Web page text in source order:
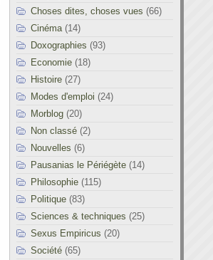
Choses dites, choses vues (66)
Cinéma (14)
Doxographies (93)
Economie (18)
Histoire (27)
Modes d'emploi (24)
Morblog (20)
Non classé (2)
Nouvelles (6)
Pausanias le Périégète (14)
Philosophie (115)
Politique (83)
Sciences & techniques (25)
Sexus Empiricus (20)
Société (65)